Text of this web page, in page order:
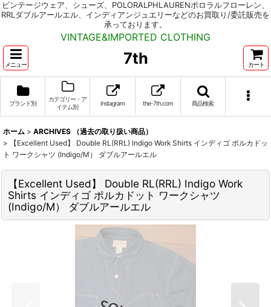
ビンテージウェア、シューズ、POLORALPHLAURENポロラルフローレン、
RRLダブルアールエル、インディアンジュエリーなどのお買取り/委託販売を
承っております。
VINTAGE&IMPORTED CLOTHING
メニュー 7th カート
ブランド別
カテゴリー・ア
イテム別
Instagram the-7th.com 商品検索
ホーム > ARCHIVES （過去の取り扱い商品）
>
【Excellent Used】 Double RL(RRL) Indigo Work Shirts インディゴ ポルカドッ
ト ワークシャツ (Indigo/M） ダブルアールエル
【Excellent Used】 Double RL(RRL) Indigo Work
Shirts インディゴ ポルカドット ワークシャツ
(Indigo/M） ダブルアールエル